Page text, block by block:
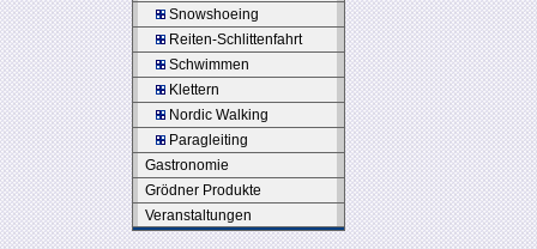
Snowshoeing
Reiten-Schlittenfahrt
Schwimmen
Klettern
Nordic Walking
Paragleiting
Gastronomie
Grödner Produkte
Veranstaltungen